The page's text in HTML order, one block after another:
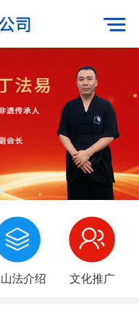
法介绍 文化推广